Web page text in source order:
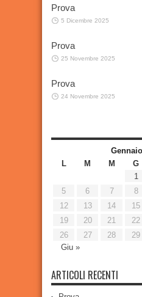
Prova
5 Dicembre 2025
Prova
25 Novembre 2025
Prova
24 Novembre 2025
L
M M G
1
5
6 7 8
12
13 14 15
19
20 21 22
26
27 28 29
Giu »
ARTICOLI RECENTI